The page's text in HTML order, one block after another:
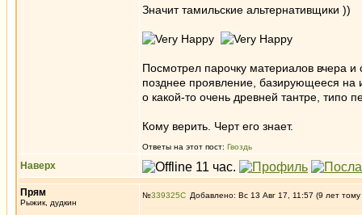
Значит тамильские альтернативщики ))
Посмотрел парочку материалов вчера и
позднее проявление, базирующееся на
о какой-то очень древней тантре, типо
Кому верить. Черт его знает.
Ответы на этот пост: Гвоздь
Наверх
Прям
Рыжик, дудкин
№339325 Добавлено: Вс 13 Авг 17, 11:57 (9 лет тому